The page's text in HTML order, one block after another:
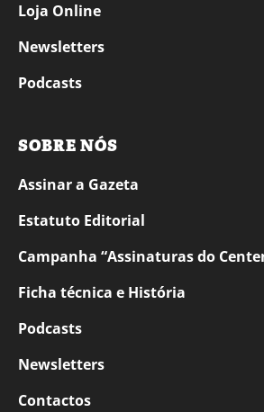
Loja Online
Newsletters
Podcasts
SOBRE NÓS
Assinar a Gazeta
Estatuto Editorial
Campanha “Assinaturas do
Ficha técnica e História
Podcasts
Newsletters
Contactos